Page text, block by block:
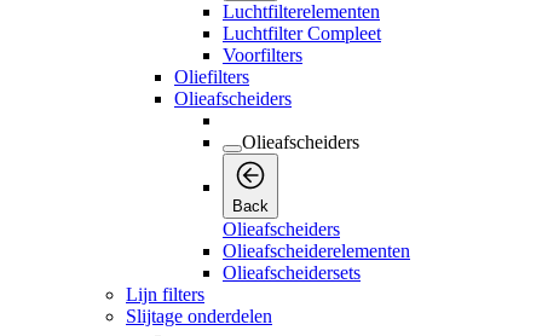
Luchtfilterelementen
Luchtfilter Compleet
Voorfilters
Oliefilters
Olieafscheiders
Olieafscheiders
Back
Olieafscheiders
Olieafscheiderelementen
Olieafscheidersets
Lijn filters
Slijtage onderdelen